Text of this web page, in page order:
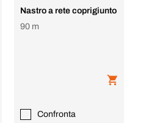
Nastro a rete coprigiunto
90 m
Confronta